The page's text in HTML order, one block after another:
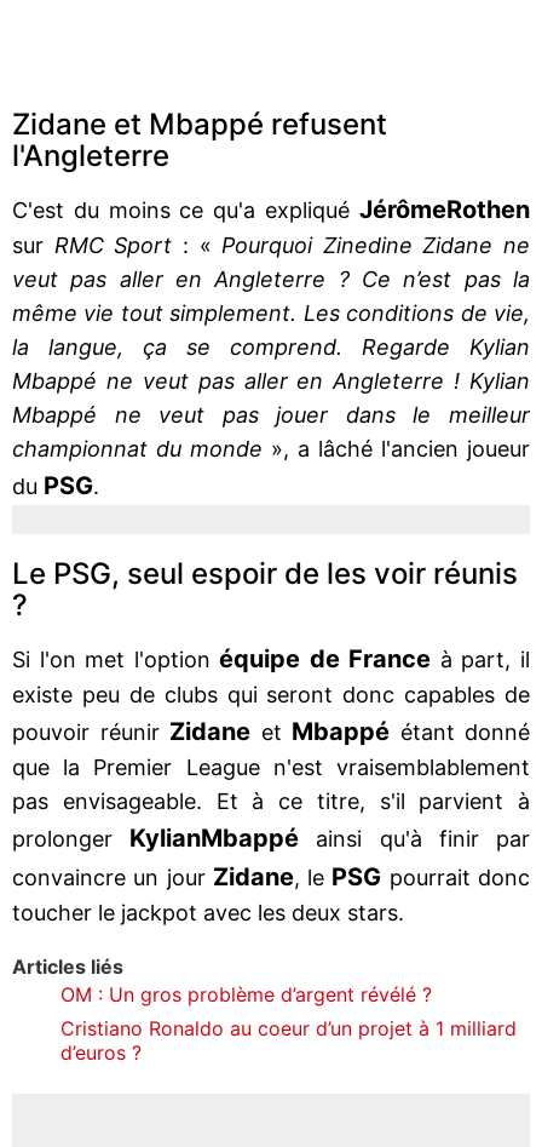
Zidane et Mbappé refusent
l'Angleterre
C'est du moins ce qu'a expliqué JérômeRothen
sur RMC Sport : « Pourquoi Zinedine Zidane ne
veut pas aller en Angleterre ? Ce n’est pas la
même vie tout simplement. Les conditions de vie,
la langue, ça se comprend. Regarde Kylian
Mbappé ne veut pas aller en Angleterre ! Kylian
Mbappé ne veut pas jouer dans le meilleur
championnat du monde », a lâché l'ancien joueur
du PSG.
Le PSG, seul espoir de les voir réunis
?
Si l'on met l'optionéquipe de France à part, il
existe peu de clubs qui seront donc capables de
pouvoir réunir Zidane et Mbappé étant donné
que la Premier League n'est vraisemblablement
pas envisageable. Et à ce titre, s'il parvient à
prolonger KylianMbappé ainsi qu'à finir par
convaincre un jour Zidane, le PSG pourrait donc
toucher le jackpot avec les deux stars.
Articles liés
OM : Un gros problème d’argent révélé ?
Cristiano Ronaldo au coeur d’un projet à 1 milliard
d’euros ?